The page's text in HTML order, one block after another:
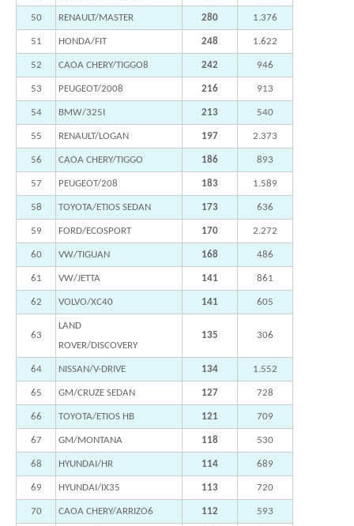
50 RENAULT/MASTER 280 1.376
51 HONDA/FIT 248 1.622
52 CAOA CHERY/TIGGO8 242 946
53 PEUGEOT/2008 216 913
54 BMW/325I 213 540
55 RENAULT/LOGAN 197 2.373
56 CAOA CHERY/TIGGO 186 893
57 PEUGEOT/208 183 1.589
58 TOYOTA/ETIOS SEDAN 173 636
59 FORD/ECOSPORT 170 2.272
60 VW/TIGUAN 168 486
61 VW/JETTA 141 861
62 VOLVO/XC40 141 605
63
LAND
ROVER/DISCOVERY
135 306
64 NISSAN/V-DRIVE 134 1.552
65 GM/CRUZE SEDAN 127 728
66 TOYOTA/ETIOS HB 121 709
67 GM/MONTANA 118 530
68 HYUNDAI/HR 114 689
69 HYUNDAI/IX35 113 720
70 CAOA CHERY/ARRIZO6 112 593